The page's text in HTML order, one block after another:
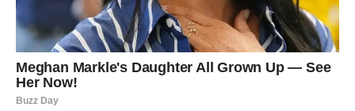
kao avanturu, a ne kao obavezu
RIBE – NOVA NADA,